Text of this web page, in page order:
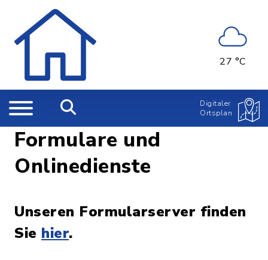
27 °C
Digitaler
Ortsplan
Formulare und
Onlinedienste
Unseren Formularserver finden
Sie hier.